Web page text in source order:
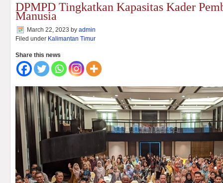
DPMPD Tingkatkan Kapasitas Kader
Manusia
March 22, 2023 by admin
Filed under Kalimantan Timur
Share this news